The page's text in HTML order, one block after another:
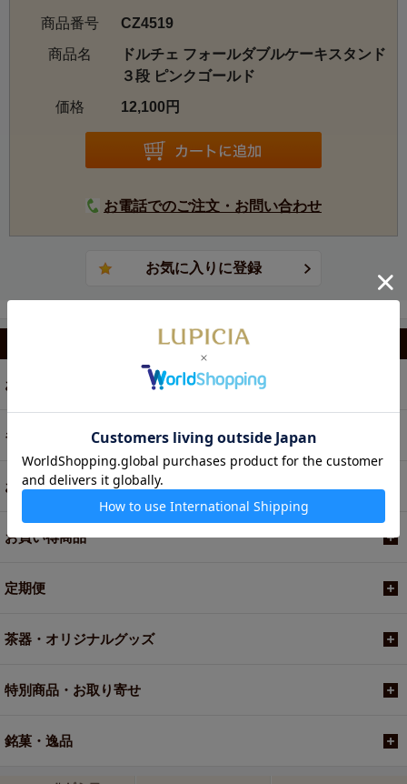
商品番号
CZ4519
商品名
ドルチェ フォールダブルケーキスタンド
３段 ピンクゴールド
価格
12,100円
お電話でのご注文・お問い合わせ
お茶
ギフト
お菓子・食品・飲料
お買い得商品
定期便
茶器・オリジナルグッズ
特別商品・お取り寄せ
銘菓・逸品